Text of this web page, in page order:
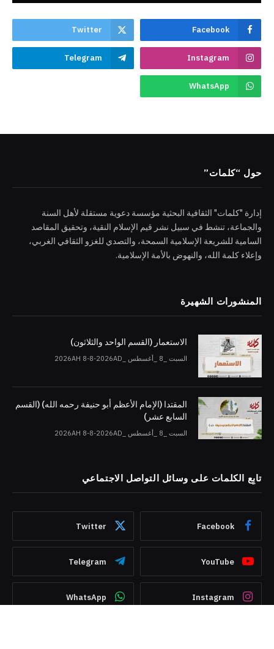
Facebook
Twitter
Instagram
Telegram
WhatsApp
حول “كلمات”
إدارة "كلمات" الثقافية البحثية مؤسسة دعوية مستقلة لأهل السنة
والجماعة، تنشط في سبيل نشر قيم الإسلام النقية، وتحقيق المقاصد
السامية للشريعة الإسلامية السمحة، والتصدي للغزو الثقافي الغربي،
وإعلاء كلمة الله، والنهوض بالأمة الإسلامية.
المنشورات الشهيرة
الاستعمار (القسم الواحد والثلاثون)
السبت _8 _أغسطس _2026AH 8-8-2026AD
المقتدا (الإمام الأعظم أبو حنيفة رحمه الله) (القسم
السابع عشر)
السبت _8 _أغسطس _2026AH 8-8-2026AD
تابِع الكلمات على وسائل التواصل الاجتماعي
Facebook
Twitter
YouTube
Telegram
Instagram
WhatsApp